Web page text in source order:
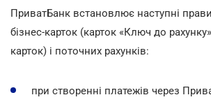
ПриватБанк встановлює наступні
бізнес-карток (карток «Ключ до
карток) і поточних рахунків:
при створенні платежів через